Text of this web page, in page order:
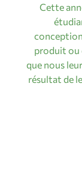
Cette
produit ou
que nous
résultat de